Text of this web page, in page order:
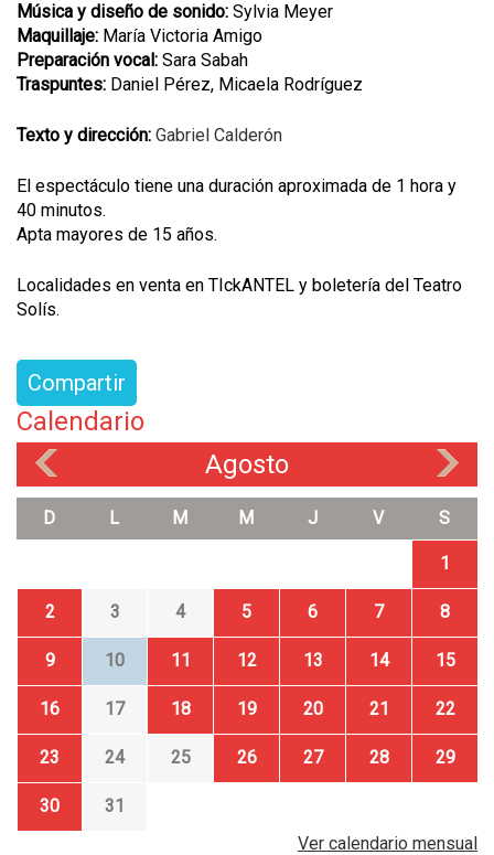
Música y diseño de sonido: Sylvia Meyer
Maquillaje: María Victoria Amigo
Preparación vocal: Sara Sabah
Traspuntes: Daniel Pérez, Micaela Rodríguez
Texto y dirección: Gabriel Calderón
El espectáculo tiene una duración aproximada de 1 hora y
40 minutos.
Apta mayores de 15 años.
Localidades en venta en TIckANTEL y boletería del Teatro
Solís.
Compartir
Calendario
Agosto
D L M M J V S
1
2 3 4 5 6 7 8
9 10 11 12 13 14 15
16 17 18 19 20 21 22
23 24 25 26 27 28 29
30
31
Ver calendario mensual